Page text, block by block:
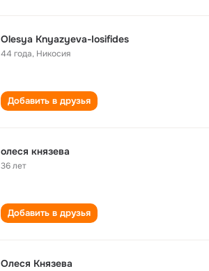
Olesya Knyazyeva-Iosifides
44 года, Никосия
Добавить в друзья
олеся князева
36 лет
Добавить в друзья
Олеся Князева